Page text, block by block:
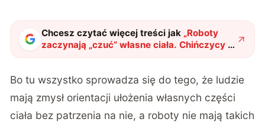
Chcesz czytać więcej treści jak „Roboty
zaczynają „czuć” własne ciała. Chińczycy z
kolejnym przełomem"?
Bo tu wszystko sprowadza się do tego, że ludzie
mają zmysł orientacji ułożenia własnych części
ciała bez patrzenia na nie, a roboty nie mają takich